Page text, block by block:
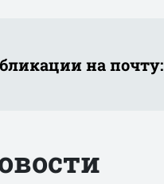
на почту: